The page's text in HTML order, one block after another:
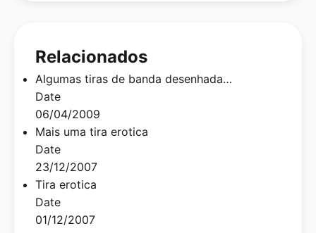
Relacionados
Algumas tiras de banda desenhada…
Date
06/04/2009
Mais uma tira erotica
Date
23/12/2007
Tira erotica
Date
01/12/2007